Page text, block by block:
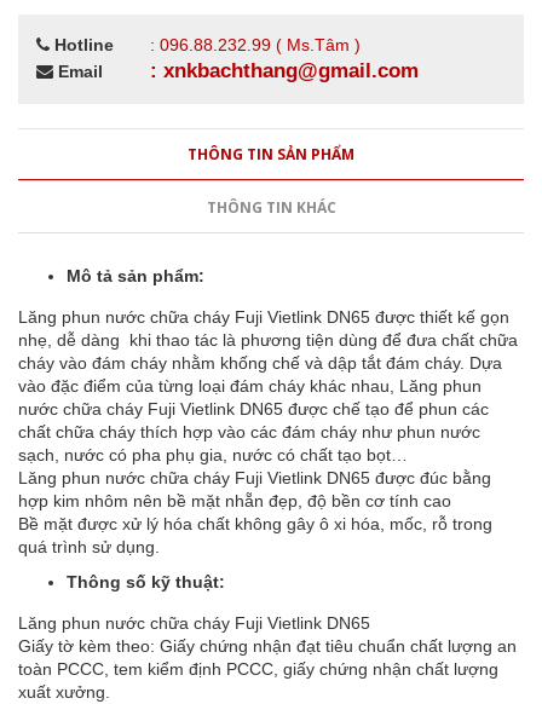
Hotline
: 096.88.232.99 ( Ms.Tâm )
Email
: xnkbachthang@gmail.com
THÔNG TIN SẢN PHẨM
THÔNG TIN KHÁC
Mô tả sản phẩm:
Lăng phun nước chữa cháy Fuji Vietlink DN65 được thiết kế gọn
nhẹ, dễ dàng khi thao tác là phương tiện dùng để đưa chất chữa
cháy vào đám cháy nhằm khống chế và dập tắt đám cháy. Dựa
vào đặc điểm của từng loại đám cháy khác nhau, Lăng phun
nước chữa cháy Fuji Vietlink DN65 được chế tạo để phun các
chất chữa cháy thích hợp vào các đám cháy như phun nước
sạch, nước có pha phụ gia, nước có chất tạo bọt…
Lăng phun nước chữa cháy Fuji Vietlink DN65 được đúc bằng
hợp kim nhôm nên bề mặt nhẵn đẹp, độ bền cơ tính cao
Bề mặt được xử lý hóa chất không gây ô xi hóa, mốc, rỗ trong
quá trình sử dụng.
Thông số kỹ thuật:
Lăng phun nước chữa cháy Fuji Vietlink DN65
Giấy tờ kèm theo: Giấy chứng nhận đạt tiêu chuẩn chất lượng an
toàn PCCC, tem kiểm định PCCC, giấy chứng nhận chất lượng
xuất xưởng.